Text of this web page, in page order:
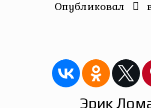
Опубликовал
Эрик